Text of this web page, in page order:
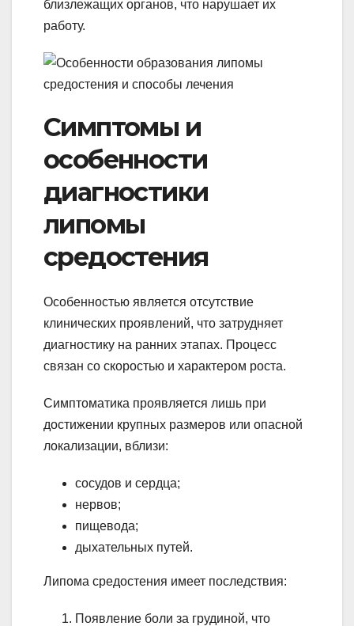
близлежащих органов, что нарушает их
работу.
Симптомы и
особенности
диагностики
липомы
средостения
Особенностью является отсутствие
клинических проявлений, что затрудняет
диагностику на ранних этапах. Процесс
связан со скоростью и характером роста.
Симптоматика проявляется лишь при
достижении крупных размеров или опасной
локализации, вблизи:
сосудов и сердца;
нервов;
пищевода;
дыхательных путей.
Липома средостения имеет последствия:
Появление боли за грудиной, что